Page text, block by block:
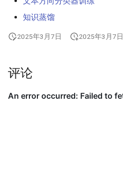
知识蒸馏
2025年3月7日 2025年3月7日
评论